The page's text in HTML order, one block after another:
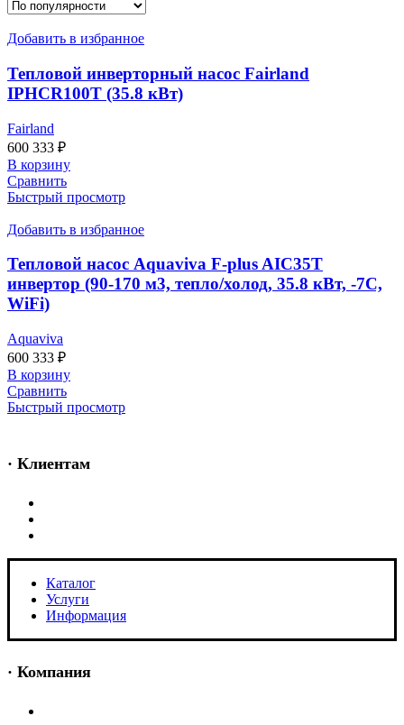
Добавить в избранное
Тепловой инверторный насос Fairland
IPHCR100T (35.8 кВт)
Fairland
600 333 ₽
В корзину
Сравнить
Быстрый просмотр
Добавить в избранное
Тепловой насос Aquaviva F-plus AIC35T
инвертор (90-170 м3, тепло/холод, 35.8 кВт, -7С,
WiFi)
Aquaviva
600 333 ₽
В корзину
Сравнить
Быстрый просмотр
· Клиентам
Каталог
Услуги
Информация
· Компания